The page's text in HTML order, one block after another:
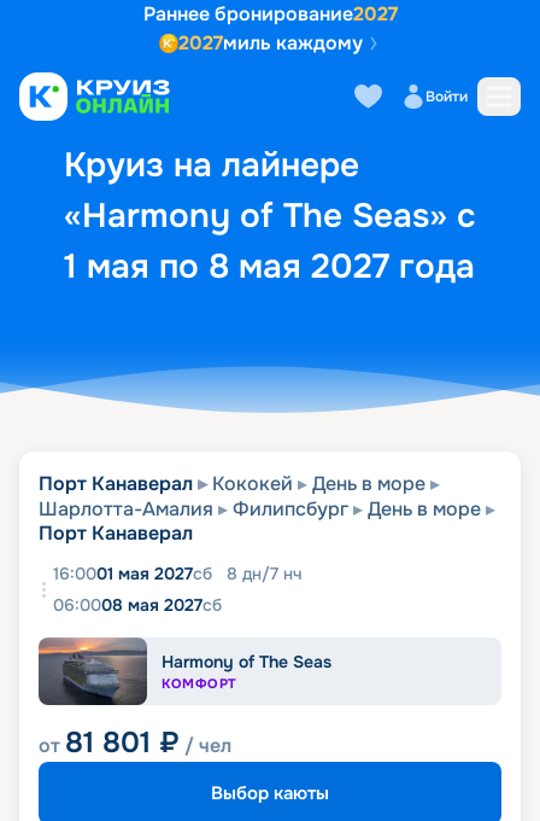
Раннее бронирование2027
2027миль каждому
Войти
Круиз на лайнере
«Harmony of The Seas» с
1 мая по 8 мая 2027 года
Выбор кают Маршрут и
Порт Канаверал Кококей
День в море
Шарлотта-Амалия
Филипсбург
День в море
Порт Канаверал
16:0001 мая 2027сб 8 дн/7 нч
06:0008 мая 2027сб
Harmony of The Seas
КОМФОРТ
от 81 801 ₽ / чел
Выбор каюты